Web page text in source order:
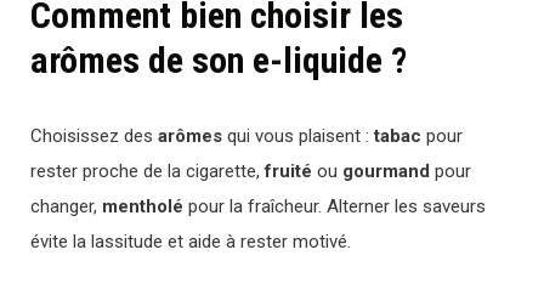
Comment bien choisir les
arômes de son e-liquide ?
Choisissez des arômes qui vous plaisent :tabac pour
rester proche de la cigarette,fruité ou gourmand pour
changer, mentholé pour la fraîcheur. Alterner les saveurs
évite la lassitude et aide à rester motivé.